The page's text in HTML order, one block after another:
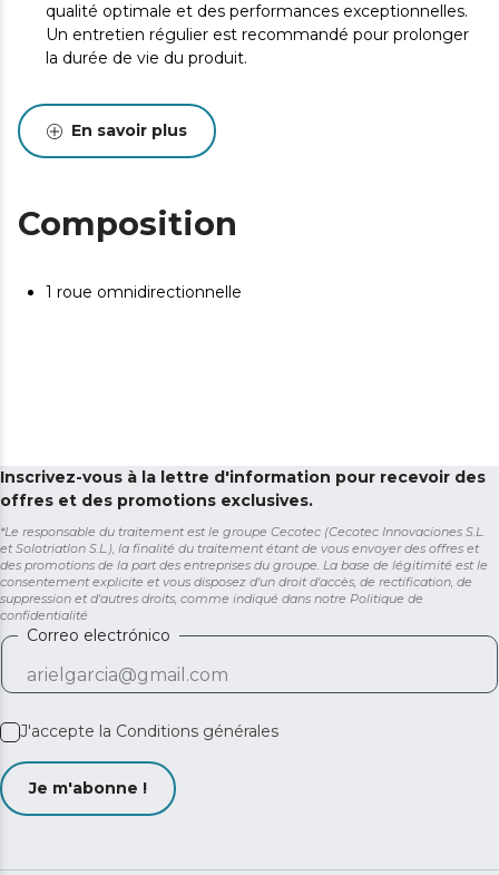
qualité optimale et des performances exceptionnelles.
Un entretien régulier est recommandé pour prolonger
la durée de vie du produit.
En savoir plus
Composition
1 roue omnidirectionnelle
Inscrivez-vous à la lettre d'information pour recevoir des
offres et des promotions exclusives.
*Le responsable du traitement est le groupe Cecotec (Cecotec Innovaciones S.L.
et Solotriatlon S.L.), la finalité du traitement étant de vous envoyer des offres et
des promotions de la part des entreprises du groupe. La base de légitimité est le
consentement explicite et vous disposez d'un droit d'accès, de rectification, de
suppression et d'autres droits, comme indiqué dans notre Politique de
confidentialité
Correo electrónico
J'accepte la Conditions générales
Je m'abonne !